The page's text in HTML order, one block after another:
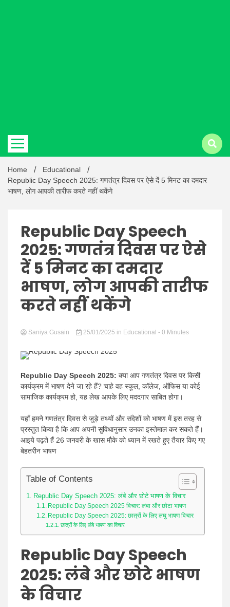
Latest
Hindi
News
Home
Educational
Republic Day Speech 2025: गणतंत्र दिवस पर ऐसे दें 5 मिनट का दमदार
भाषण, लोग आपकी तारीफ करते नहीं थकेंगे
Republic Day Speech
2025: गणतंत्र दिवस पर ऐसे
दें 5 मिनट का दमदार
भाषण, लोग आपकी तारीफ
करते नहीं थकेंगे
Saniya Gusain 25/01/2025 in Educational - 0 Minutes
Republic Day Speech 2025: क्या आप गणतंत्र दिवस पर किसी
कार्यक्रम में भाषण देने जा रहे हैं? चाहे वह स्कूल, कॉलेज, ऑफिस या कोई
सामाजिक कार्यक्रम हो, यह लेख आपके लिए मददगार साबित होगा।
यहाँ हमने गणतंत्र दिवस से जुड़े तथ्यों और संदेशों को भाषण में इस तरह से
प्रस्तुत किया है कि आप अपनी सुविधानुसार उनका इस्तेमाल कर सकते हैं।
आइये पढ़ते हैं 26 जनवरी के खास मौके को ध्यान में रखते हुए तैयार किए गए
बेहतरीन भाषण
Table of Contents
Republic Day Speech 2025: लंबे और छोटे भाषण के विचार
Republic Day Speech 2025 विचार: लंबा और छोटा भाषण
Republic Day Speech 2025: छात्रों के लिए लघु भाषण विचार
छात्रों के लिए लंबे भाषण का विचार
Republic Day Speech
2025:लंबे और छोटे भाषण
के विचार